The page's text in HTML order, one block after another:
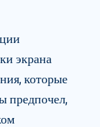
экрана
которые
предпочел,